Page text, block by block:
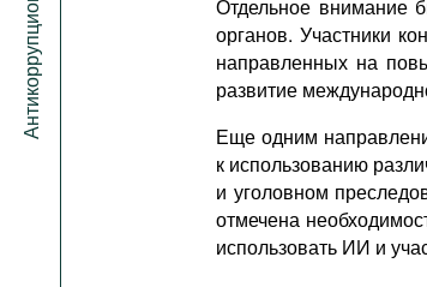
Отдельное внимание
органов. Участники
направленных на
развитие
Еще одним
к использованию
и уголовном
отмечена
использовать ИИ и